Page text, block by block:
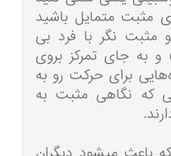
مثبت متمایل باشید
مثبت نگر با فرد بی
به جای تمرکز بروی
برای حرکت رو به
که نگاهی مثبت به